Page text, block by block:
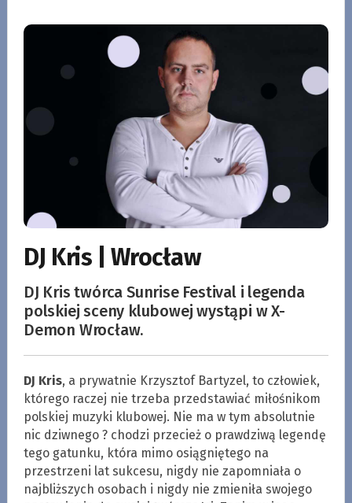
DJ Kris | Wrocław
DJ Kris twórca Sunrise Festival i legenda
polskiej sceny klubowej wystąpi w X-
Demon Wrocław.
DJ Kris, a prywatnie Krzysztof Bartyzel, to człowiek,
którego raczej nie trzeba przedstawiać miłośnikom
polskiej muzyki klubowej. Nie ma w tym absolutnie
nic dziwnego ? chodzi przecież o prawdziwą legendę
tego gatunku, która mimo osiągniętego na
przestrzeni lat sukcesu, nigdy nie zapomniała o
najbliższych osobach i nigdy nie zmieniła swojego